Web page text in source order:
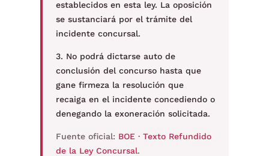
establecidos en esta ley. La oposición
se sustanciará por el trámite del
incidente concursal.
3. No podrá dictarse auto de
conclusión del concurso hasta que
gane firmeza la resolución que
recaiga en el incidente concediendo o
denegando la exoneración solicitada.
Fuente oficial: BOE · Texto Refundido
de la Ley Concursal.